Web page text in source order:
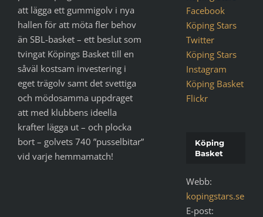
att lägga ett gummigolv i nya
hallen för att möta fler behov
än SBL-basket – ett beslut som
tvingat Köpings Basket till en
såväl kostsam investering i
eget trägolv samt det svettiga
och mödosamma uppdraget
att med klubbens ideella
krafter lägga ut – och plocka
bort – golvets 740 ”pusselbitar”
vid varje hemmamatch!
Facebook
Köping Stars
Twitter
Köping Stars
Instagram
Köping Basket
Flickr
Köping
Basket
Webb:
kopingstars.se
E-post: